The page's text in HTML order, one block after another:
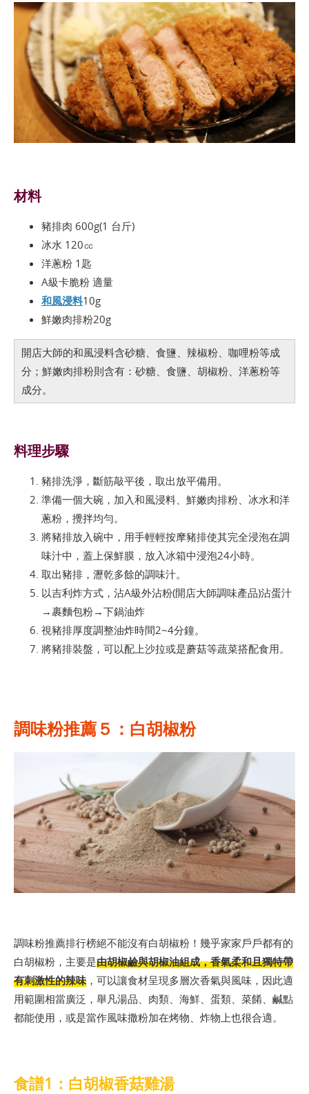
材料
豬排肉 600g(1 台斤)
冰水 120㏄
洋蔥粉 1匙
A級卡脆粉 適量
和風浸料10g
鮮嫩肉排粉20g
開店大師的和風浸料含砂糖、食鹽、辣椒粉、咖哩粉等成
分；鮮嫩肉排粉則含有：砂糖、食鹽、胡椒粉、洋蔥粉等
成分。
料理步驟
豬排洗淨，斷筋敲平後，取出放平備用。
準備一個大碗，加入和風浸料、鮮嫩肉排粉、冰水和洋
蔥粉，攪拌均勻。
將豬排放入碗中，用手輕輕按摩豬排使其完全浸泡在調
味汁中，蓋上保鮮膜，放入冰箱中浸泡24小時。
取出豬排，瀝乾多餘的調味汁。
以吉利炸方式，沾A級外沾粉(開店大師調味產品)沾蛋汁
→裹麵包粉→下鍋油炸
視豬排厚度調整油炸時間2~4分鐘。
將豬排裝盤，可以配上沙拉或是蘑菇等蔬菜搭配食用。
調味粉推薦５：白胡椒粉
調味粉推薦排行榜絕不能沒有白胡椒粉！幾乎家家戶戶都有的
白胡椒粉，主要是由胡椒鹼與胡椒油組成，香氣柔和且獨特帶
有刺激性的辣味 ，可以讓食材呈現多層次香氣與風味，因此適
用範圍相當廣泛，舉凡湯品、肉類、海鮮、蛋類、菜餚、鹹點
都能使用，或是當作風味撒粉加在烤物、炸物上也很合適。
食譜1：白胡椒香菇雞湯